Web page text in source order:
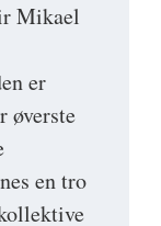
Mikael
er
øverste
en tro